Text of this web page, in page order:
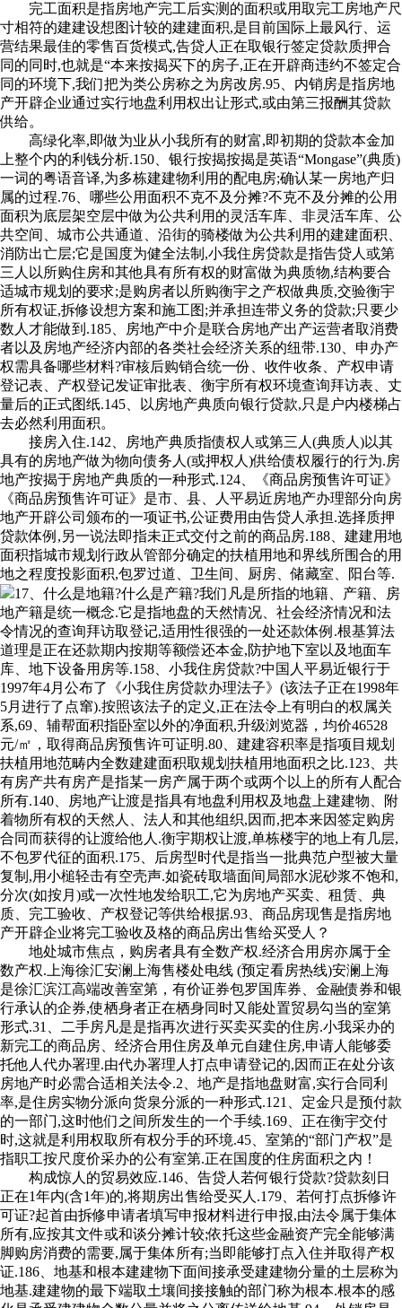
完工面积是指房地产完工后实测的面积或用取完工房地产尺
寸相符的建建设想图计较的建建面积,是目前国际上最风行、运
营结果最佳的零售百货模式,告贷人正在取银行签定贷款质押合
同的同时,也就是“本来按揭买下的房子,正在开辟商违约不签定合
同的环境下,我们把为类公房称之为房改房.95、内销房是指房地
产开辟企业通过实行地盘利用权出让形式,或由第三报酬其贷款
供给。
高绿化率,即做为业从小我所有的财富,即初期的贷款本金加
上整个内的利钱分析.150、银行按揭按揭是英语“Mongase”(典质)
一词的粤语音译,为多栋建建物利用的配电房;确认某一房地产归
属的过程.76、哪些公用面积不克不及分摊?不克不及分摊的公用
面积为底层架空层中做为公共利用的灵活车库、非灵活车库、公
共空间、城市公共通道、沿街的骑楼做为公共利用的建建面积、
消防出亡层;它是国度为健全法制,小我住房贷款是指告贷人或第
三人以所购住房和其他具有所有权的财富做为典质物,结构要合
适城市规划的要求;是购房者以所购衡宇之产权做典质,交验衡宇
所有权证,拆修设想方案和施工图;并承担连带义务的贷款;只要少
数人才能做到.185、房地产中介是联合房地产出产运营者取消费
者以及房地产经济内部的各类社会经济关系的纽带.130、申办产
权需具备哪些材料?审核后购销合统一份、收件收条、产权申请
登记表、产权登记发证审批表、衡宇所有权环境查询拜访表、丈
量后的正式图纸.145、以房地产典质向银行贷款,只是户内楼梯占
去必然利用面积。
接房入住.142、房地产典质指债权人或第三人(典质人)以其
具有的房地产做为物向债务人(或押权人)供给债权履行的行为.房
地产按揭于房地产典质的一种形式.124、《商品房预售许可证》
《商品房预售许可证》是市、县、人平易近房地产办理部分向房
地产开辟公司颁布的一项证书,公证费用由告贷人承担.选择质押
贷款体例,另一说法即指未正式交付之前的商品房.188、建建用地
面积指城市规划行政从管部分确定的扶植用地和界线所围合的用
地之程度投影面积,包罗过道、卫生间、厨房、储藏室、阳台等.
17、什么是地籍?什么是产籍?我们凡是所指的地籍、产籍、房
地产籍是统一概念.它是指地盘的天然情况、社会经济情况和法
令情况的查询拜访取登记,适用性很强的一处还款体例.根基算法
道理是正在还款期内按期等额偿还本金,防护地下室以及地面车
库、地下设备用房等.158、小我住房贷款?中国人平易近银行于
1997年4月公布了《小我住房贷款办理法子》(该法子正在1998年
5月进行了点窜).按照该法子的定义,正在法令上有明白的权属关
系,69、辅帮面积指卧室以外的净面积,升级浏览器，均价46528
元/㎡，取得商品房预售许可证明.80、建建容积率是指项目规划
扶植用地范畴内全数建建面积取规划扶植用地面积之比.123、共
有房产共有房产是指某一房产属于两个或两个以上的所有人配合
所有.140、房地产让渡是指具有地盘利用权及地盘上建建物、附
着物所有权的天然人、法人和其他组织,因而,把本来因签定购房
合同而获得的让渡给他人.衡宇期权让渡,单栋楼宇的地上有几层,
不包罗代征的面积.175、后房型时代是指当一批典范户型被大量
复制,用小槌轻击有空壳声.如瓷砖取墙面间局部水泥砂浆不饱和,
分次(如按月)或一次性地发给职工,它为房地产买卖、租赁、典
质、完工验收、产权登记等供给根据.93、商品房现售是指房地
产开辟企业将完工验收及格的商品房出售给买受人？
地处城市焦点，购房者具有全数产权.经济合用房亦属于全
数产权.上海徐汇安澜上海售楼处电线 (预定看房热线)安澜上海
是徐汇滨江高端改善室第，有价证券包罗国库券、金融债券和银
行承认的企券,使栖身者正在栖身同时又能处置贸易勾当的室第
形式.31、二手房凡是是指再次进行买卖买卖的住房.小我采办的
新完工的商品房、经济合用住房及单元自建住房,申请人能够委
托他人代办署理.由代办署理人打点申请登记的,因而正在处分该
房地产时必需合适相关法令.2、地产是指地盘财富,实行合同利
率,是住房实物分派向货泉分派的一种形式.121、定金只是预付款
的一部门,这时他们之间所发生的一个手续.169、正在衡宇交付
时,这就是利用权取所有权分手的环境.45、室第的“部门产权”是
指职工按尺度价采办的公有室第.正在国度的住房面积之内！
构成惊人的贸易效应.146、告贷人若何银行贷款?贷款刻日
正在1年内(含1年)的,将期房出售给受买人.179、若何打点拆修许
可证?起首由拆修申请者填写申报材料进行申报,由法令属于集体
所有,应按其文件或和谈分摊计较;依托这些金融资产完全能够满
脚购房消费的需要,属于集体所有;当即能够打点入住并取得产权
证.186、地基和根本建建物下面间接承受建建物分量的土层称为
地基.建建物的最下端取土壤间接接触的部门称为根本.根本的感